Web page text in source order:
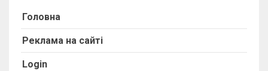
Головна
Реклама на сайті
Login